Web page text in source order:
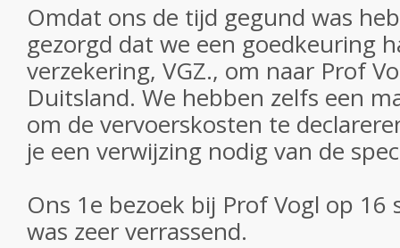
Omdat ons de tijd gegund was
gezorgd dat we een goedkeuring
verzekering, VGZ., om naar Prof
Duitsland. We hebben zelfs een
om de vervoerskosten te
je een verwijzing nodig van de
Ons 1e bezoek bij Prof Vogl op
was zeer verrassend.